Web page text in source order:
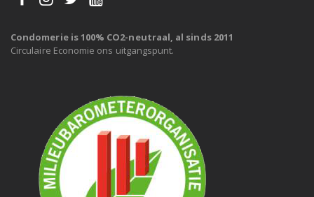
Condomerie is 100% CO2-neutraal, al sinds 2011
Circulaire Economie ons uitgangspunt.